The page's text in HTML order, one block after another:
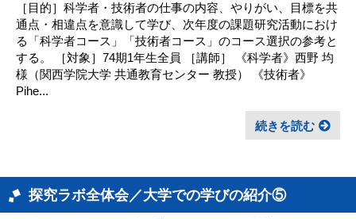
［目的］科学者・技術者の仕事の内容、やりがい、目標を共
通点・相違点を意識して学び、次年度の課題研究活動におけ
る「科学者コース」「技術者コース」のコース選択の参考と
する。 ［対象］74期1年生全員 ［講師］ 《科学者》西野 均
様（関西学院大学 共通教育センター 教授） 《技術者》
Pihe...
続きを読む
探究ラボ全体会／大学での学びの紹介⑤